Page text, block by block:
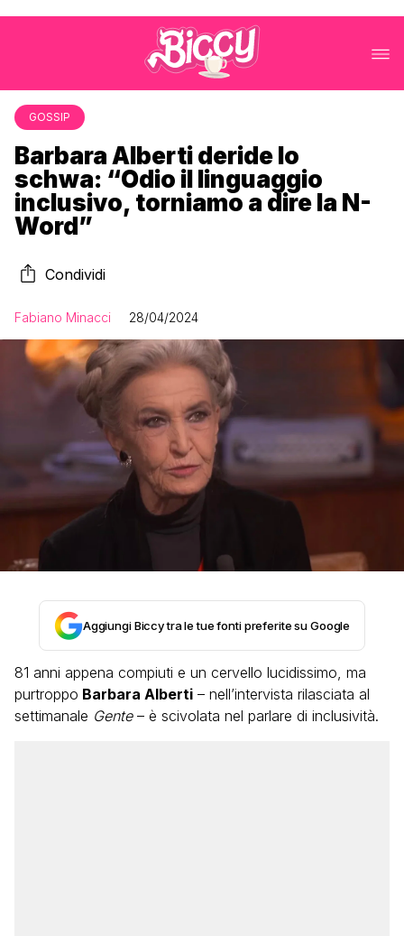
GOSSIP
Barbara Alberti deride lo
schwa: “Odio il linguaggio
inclusivo, torniamo a dire la N-
Word”
Condividi
Fabiano Minacci 28/04/2024
Aggiungi Biccy tra le tue fonti preferite su Google
81 anni appena compiuti e un cervello lucidissimo, ma
purtroppo Barbara Alberti – nell’intervista rilasciata al
settimanale Gente– è scivolata nel parlare di inclusività.